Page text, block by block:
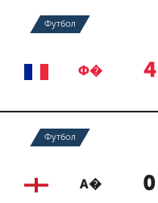
Футбол
Ф� 4
Футбол
А� 0